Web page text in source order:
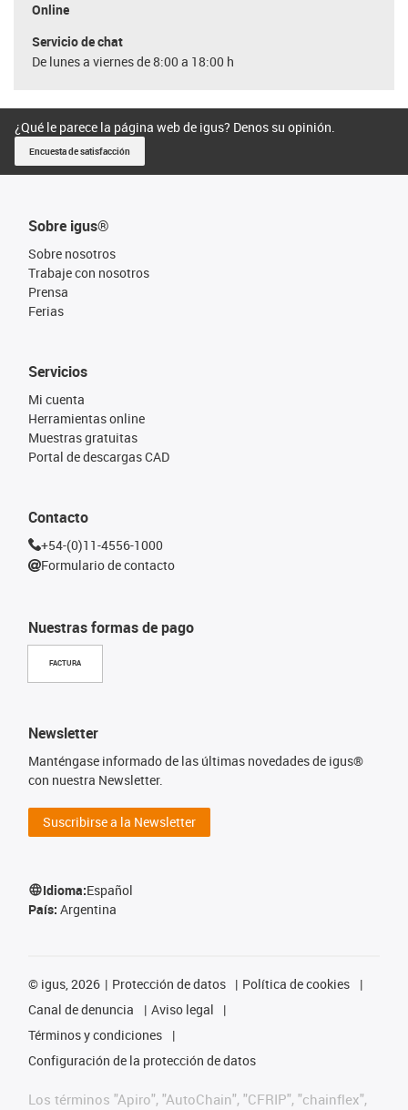
Online
Servicio de chat
De lunes a viernes de 8:00 a 18:00 h
¿Qué le parece la página web de igus? Denos su opinión.
Encuesta de satisfacción
Sobre igus®
Sobre nosotros
Trabaje con nosotros
Prensa
Ferias
Nuestras formas de pago
FACTURA
Servicios
Mi cuenta
Herramientas online
Muestras gratuitas
Portal de descargas CAD
Contacto
+54-(0)11-4556-1000
Formulario de contacto
Newsletter
Manténgase informado de las últimas novedades de igus®
con nuestra Newsletter.
Suscribirse a la Newsletter
Idioma:Español
País: Argentina
© igus, 2026 Protección de datos
Política de cookies
Canal de denuncia
Aviso legal
Términos y condiciones
Configuración de la protección de datos
Los términos "Apiro", "AutoChain", "CFRIP", "chainflex",